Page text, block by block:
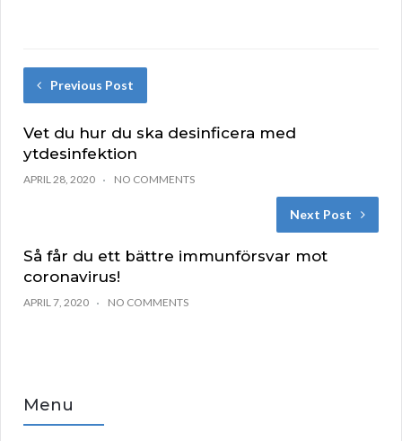
Previous Post
Vet du hur du ska desinficera med
ytdesinfektion
APRIL 28, 2020 NO COMMENTS
Next Post
Så får du ett bättre immunförsvar mot
coronavirus!
APRIL 7, 2020 NO COMMENTS
Menu